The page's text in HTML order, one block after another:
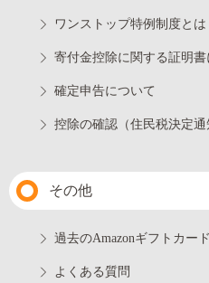
ワンストップ特例制度とは
寄付金控除に関する証明書
確定申告について
控除の確認（住民税決定通
その他
過去のAmazonギフトカー
よくある質問